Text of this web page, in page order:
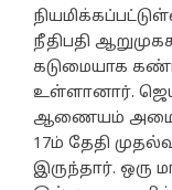
நீதிபதி
கடுமையாக
உள்ளானார்.
ஆணையம்
17ம் தேதி
இருந்தார். ஒரு